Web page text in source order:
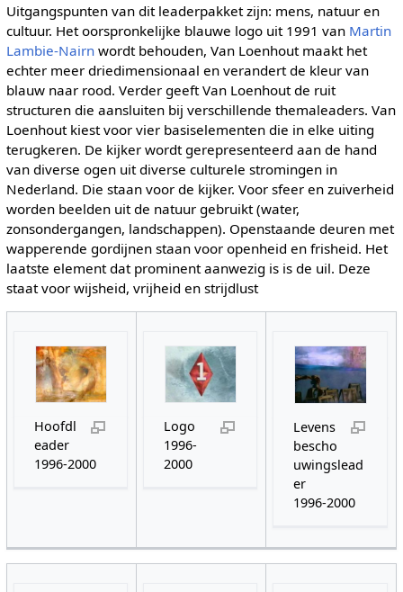
Uitgangspunten van dit leaderpakket zijn: mens, natuur en
cultuur. Het oorspronkelijke blauwe logo uit 1991 van Martin
Lambie-Nairnwordt behouden, Van Loenhout maakt het
echter meer driedimensionaal en verandert de kleur van
blauw naar rood. Verder geeft Van Loenhout de ruit
structuren die aansluiten bij verschillende themaleaders. Van
Loenhout kiest voor vier basiselementen die in elke uiting
terugkeren. De kijker wordt gerepresenteerd aan de hand
van diverse ogen uit diverse culturele stromingen in
Nederland. Die staan voor de kijker. Voor sfeer en zuiverheid
worden beelden uit de natuur gebruikt (water,
zonsondergangen, landschappen). Openstaande deuren met
wapperende gordijnen staan voor openheid en frisheid. Het
laatste element dat prominent aanwezig is is de uil. Deze
staat voor wijsheid, vrijheid en strijdlust
Hoofdl
eader
1996-2000
Logo
1996-
2000
Levens
bescho
uwingslead
er
1996-2000